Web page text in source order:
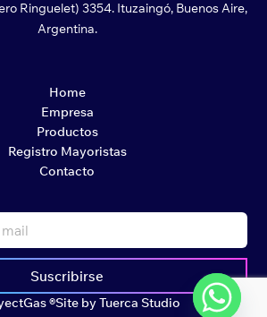
Ringuelet) 3354. Ituzaingó, Buenos Aire,
Argentina.
Home
Empresa
Productos
Registro Mayoristas
Contacto
Suscribirse
®Site by Tuerca Studio